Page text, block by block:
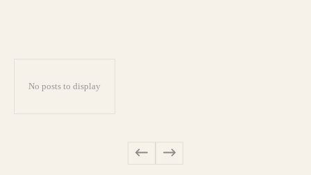
No posts to display